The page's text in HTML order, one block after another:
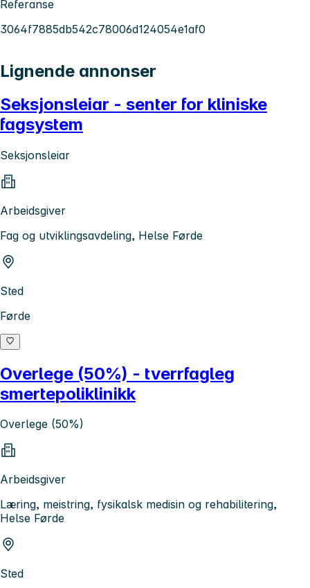
Referanse
3064f7885db542c78006d124054e1af0
Lignende annonser
Seksjonsleiar - senter for kliniske
fagsystem
Seksjonsleiar
Arbeidsgiver
Fag og utviklingsavdeling, Helse Førde
Sted
Førde
Overlege (50%) - tverrfagleg
smertepoliklinikk
Overlege (50%)
Arbeidsgiver
Læring, meistring, fysikalsk medisin og rehabilitering,
Helse Førde
Sted